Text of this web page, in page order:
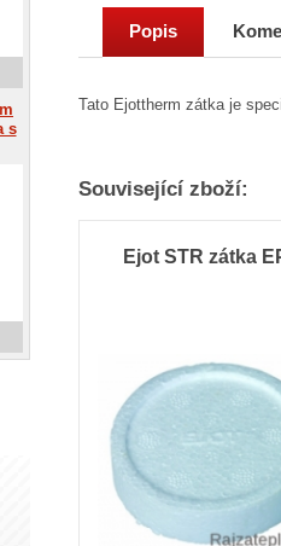
Popis
Tato Ejottherm zátka je
Související zboží:
Ejot STR zátka
s